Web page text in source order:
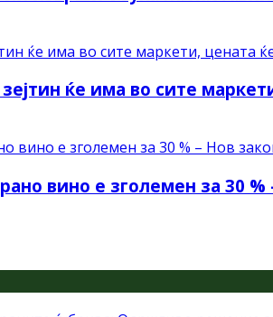
ќе има во сите
вино е зголемен за 30